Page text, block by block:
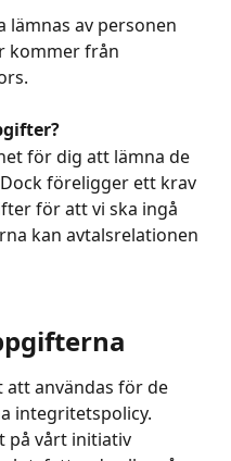
lämnas av personen
kommer från
för dig att lämna de
föreligger ett krav
för att vi ska ingå
kan avtalsrelationen
användas för de
integritetspolicy.
på vårt initiativ